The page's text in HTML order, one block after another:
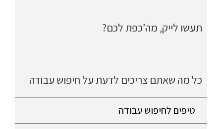
תעשו לייק, מה’כפת לכם?
כל מה שאתם צריכים לדעת על חיפוש עבודה
טיפים לחיפוש עבודה